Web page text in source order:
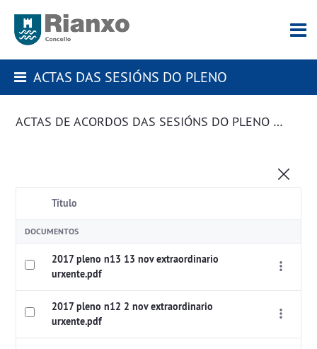
ACTAS DAS SESIÓNS DO PLENO
ACTAS DE ACORDOS DAS SESIÓNS DO PLENO DA CORPORACIÓN
Título
DOCUMENTOS
2017 pleno n13 13 nov extraordinario
urxente.pdf
2017 pleno n12 2 nov extraordinario
urxente.pdf